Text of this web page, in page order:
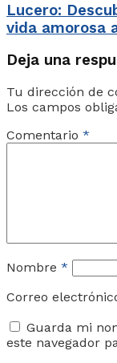
Lucero:
vida amorosa
Deja una
Tu dirección de
Los campos
Comentario *
Nombre *
Correo
Guarda mi
este navegador